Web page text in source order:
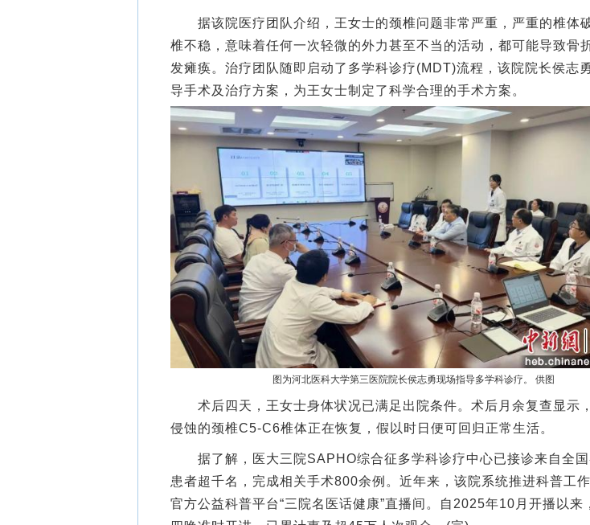
据该院医疗团队介绍，王女士的颈椎问题非常严重，严重的椎体
椎不稳，意味着任何一次轻微的外力甚至不当的活动，都可能导致骨
发瘫痪。治疗团队随即启动了多学科诊疗(MDT)流程，该院院长侯志
导手术及治疗方案，为王女士制定了科学合理的手术方案。
图为河北医科大学第三医院院长侯志勇现场指导多学科诊疗。 供图
术后四天，王女士身体状况已满足出院条件。术后月余复查显示
侵蚀的颈椎C5-C6椎体正在恢复，假以时日便可回归正常生活。
据了解，医大三院SAPHO综合征多学科诊疗中心已接诊来自全国
患者超千名，完成相关手术800余例。近年来，该院系统推进科普工
官方公益科普平台“三院名医话健康”直播间。自2025年10月开播以来